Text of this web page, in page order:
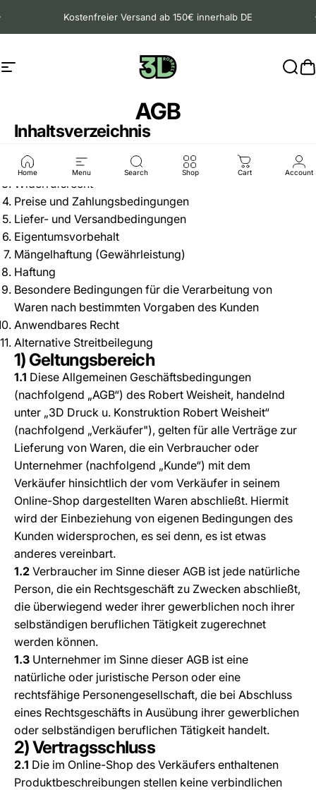
Kostenfreier Versand ab 150€ innerhalb DE
Seitennavigation Robbel90
Home Menu Search Shop Cart Account
AGB
Inhaltsverzeichnis
Vertragsschluss
Widerrufsrecht
Preise und Zahlungsbedingungen
Liefer- und Versandbedingungen
Eigentumsvorbehalt
Mängelhaftung (Gewährleistung)
Haftung
Besondere Bedingungen für die Verarbeitung von
Waren nach bestimmten Vorgaben des Kunden
Anwendbares Recht
Alternative Streitbeilegung
1) Geltungsbereich
1.1 Diese Allgemeinen Geschäftsbedingungen
(nachfolgend „AGB“) des Robert Weisheit, handelnd
unter „3D Druck u. Konstruktion Robert Weisheit“
(nachfolgend „Verkäufer"), gelten für alle Verträge zur
Lieferung von Waren, die ein Verbraucher oder
Unternehmer (nachfolgend „Kunde“) mit dem
Verkäufer hinsichtlich der vom Verkäufer in seinem
Online-Shop dargestellten Waren abschließt. Hiermit
wird der Einbeziehung von eigenen Bedingungen des
Kunden widersprochen, es sei denn, es ist etwas
anderes vereinbart.
1.2 Verbraucher im Sinne dieser AGB ist jede natürliche
Person, die ein Rechtsgeschäft zu Zwecken abschließt,
die überwiegend weder ihrer gewerblichen noch ihrer
selbständigen beruflichen Tätigkeit zugerechnet
werden können.
1.3 Unternehmer im Sinne dieser AGB ist eine
natürliche oder juristische Person oder eine
rechtsfähige Personengesellschaft, die bei Abschluss
eines Rechtsgeschäfts in Ausübung ihrer gewerblichen
oder selbständigen beruflichen Tätigkeit handelt.
2) Vertragsschluss
2.1 Die im Online-Shop des Verkäufers enthaltenen
Produktbeschreibungen stellen keine verbindlichen